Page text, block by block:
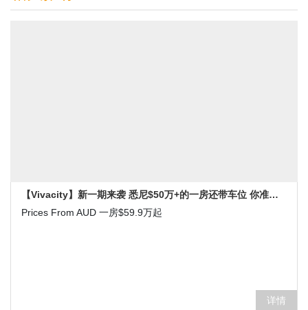
【Vivacity】新一期来袭 悉尼$50万+的一房还带车位 你准备好了吗
Prices From AUD 一房$59.9万起
详情